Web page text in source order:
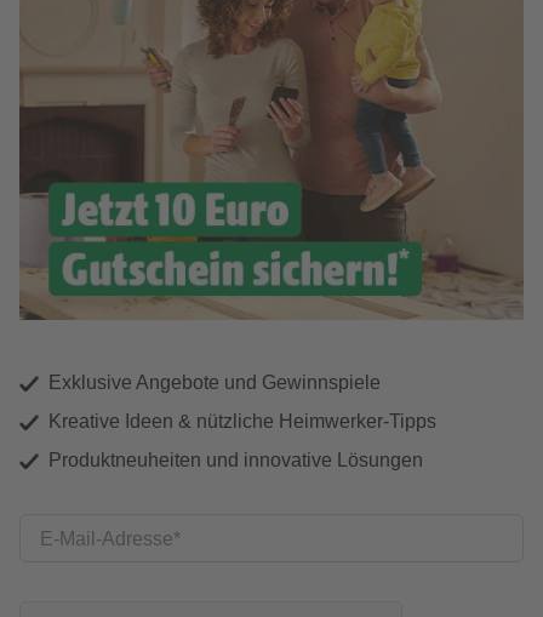
Exklusive Angebote und Gewinnspiele
Kreative Ideen & nützliche Heimwerker-Tipps
Produktneuheiten und innovative Lösungen
E-Mail-Adresse